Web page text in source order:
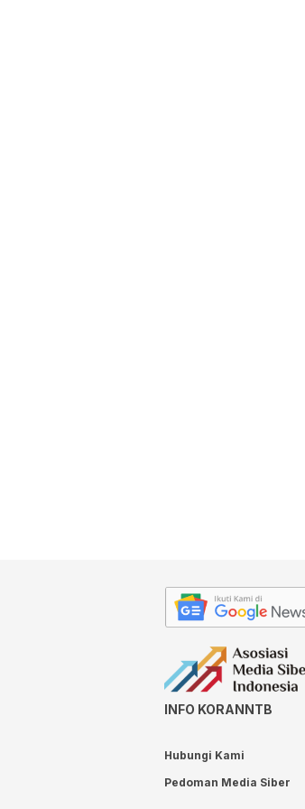
INFO KORANNTB
Hubungi Kami
Pedoman Media Siber